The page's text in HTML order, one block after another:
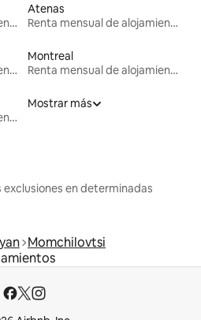
Renta mensual de alojamientos
Atenas
Renta mensual de alojamientos
Renta mensual de alojamientos
Montreal
Renta mensual de alojamientos
Renta mensual de alojamientos
Mostrar más
en determinadas
Momchilovtsi